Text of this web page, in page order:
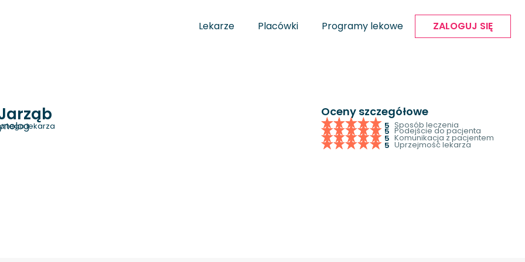
Lekarze Placówki Programy lekowe ZALOGUJ SIĘ
tego lekarza
Oceny szczegółowe
5 Sposób leczenia
5 Podejście do pacjenta
5 Komunikacja z pacjentem
5 Uprzejmość lekarza